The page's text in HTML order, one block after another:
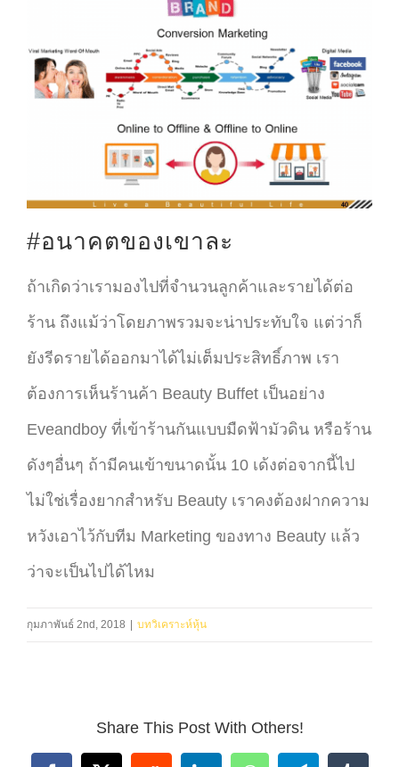
#อนาคตของเขาละ
ถ้าเกิดว่าเรามองไปที่จำนวนลูกค้าและรายได้ต่อ
ร้าน ถึงแม้ว่าโดยภาพรวมจะน่าประทับใจ แต่ว่าก็
ยังรีดรายได้ออกมาได้ไม่เต็มประสิทธิ์ภาพ เรา
ต้องการเห็นร้านค้า Beauty Buffet เป็นอย่าง
Eveandboy ที่เข้าร้านกันแบบมืดฟ้ามัวดิน หรือร้าน
ดังๆอื่นๆ ถ้ามีคนเข้าขนาดนั้น 10 เด้งต่อจากนี้ไป
ไม่ใช่เรื่องยากสำหรับ Beauty เราคงต้องฝากความ
หวังเอาไว้กับทีม Marketing ของทาง Beauty แล้ว
ว่าจะเป็นไปได้ไหม
กุมภาพันธ์ 2nd, 2018 | บทวิเคราะห์หุ้น
Share This Post With Others!